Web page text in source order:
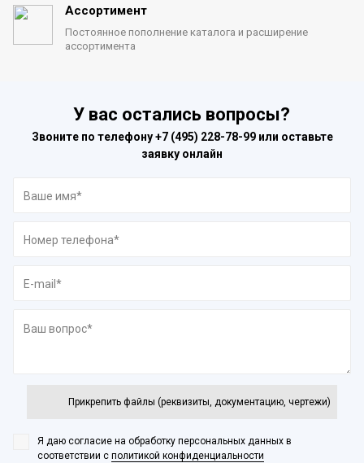
Ассортимент
Постоянное пополнение каталога и расширение
ассортимента
У вас остались вопросы?
Звоните по телефону+7 (495) 228-78-99или оставьте
заявку онлайн
Прикрепить файлы (реквизиты, документацию, чертежи)
Я даю согласие на обработку персональных данных в
соответствии с политикой конфиденциальности